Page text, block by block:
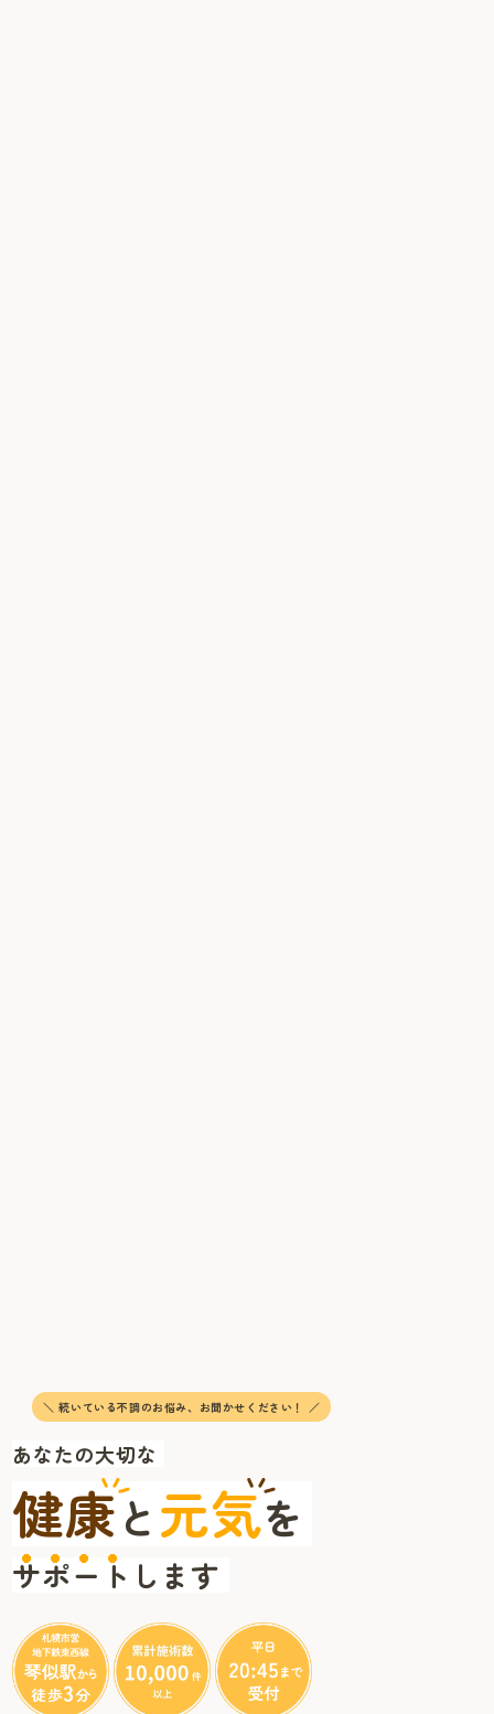
＼ 続いている不調のお悩み、お聞かせください！ ／
あなたの大切な
健康と元気を
サポート します